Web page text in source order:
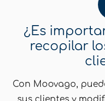
¿Es
recopilar
Con Moovago,